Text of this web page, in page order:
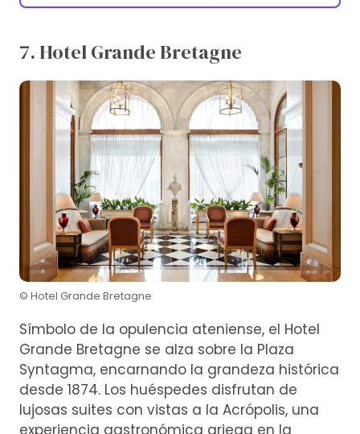
7. Hotel Grande Bretagne
© Hotel Grande Bretagne
Símbolo de la opulencia ateniense, el Hotel
Grande Bretagne se alza sobre la Plaza
Syntagma, encarnando la grandeza histórica
desde 1874. Los huéspedes disfrutan de
lujosas suites con vistas a la Acrópolis, una
experiencia gastronómica griega en la